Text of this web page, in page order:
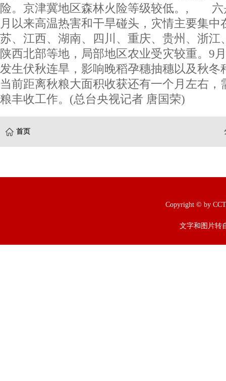
险。京津冀地区森林火险等级较低。, 六
月以来高温热害和干旱碰头，灾情主要集中
苏、江西、湖南、四川、重庆、贵州、浙江
陕西北部等地，局部地区农业受灾较重。9
发生伏秋连旱，影响晚稻孕穗抽穗以及秋冬
当前距离秋粮大面积收获还有一个月左右，
粮丰收工作。(总台央视记者 唐国荣)
首页
Copyright © by
文字和图片转